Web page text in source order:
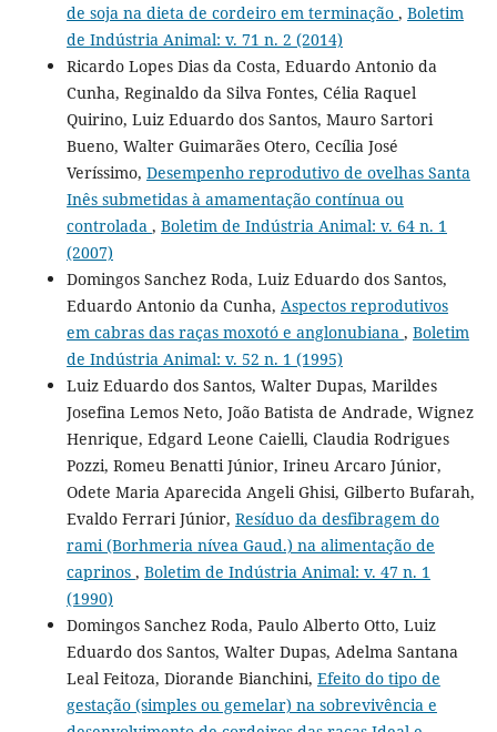
de soja na dieta de cordeiro em terminação , Boletim
de Indústria Animal: v. 71 n. 2 (2014)
Ricardo Lopes Dias da Costa, Eduardo Antonio da
Cunha, Reginaldo da Silva Fontes, Célia Raquel
Quirino, Luiz Eduardo dos Santos, Mauro Sartori
Bueno, Walter Guimarães Otero, Cecília José
Veríssimo, Desempenho reprodutivo de ovelhas Santa
Inês submetidas à amamentação contínua ou
controlada , Boletim de Indústria Animal: v. 64 n. 1
(2007)
Domingos Sanchez Roda, Luiz Eduardo dos Santos,
Eduardo Antonio da Cunha, Aspectos reprodutivos
em cabras das raças moxotó e anglonubiana , Boletim
de Indústria Animal: v. 52 n. 1 (1995)
Luiz Eduardo dos Santos, Walter Dupas, Marildes
Josefina Lemos Neto, João Batista de Andrade, Wignez
Henrique, Edgard Leone Caielli, Claudia Rodrigues
Pozzi, Romeu Benatti Júnior, Irineu Arcaro Júnior,
Odete Maria Aparecida Angeli Ghisi, Gilberto Bufarah,
Evaldo Ferrari Júnior, Resíduo da desfibragem do
rami (Borhmeria nívea Gaud.) na alimentação de
caprinos , Boletim de Indústria Animal: v. 47 n. 1
(1990)
Domingos Sanchez Roda, Paulo Alberto Otto, Luiz
Eduardo dos Santos, Walter Dupas, Adelma Santana
Leal Feitoza, Diorande Bianchini, Efeito do tipo de
gestação (simples ou gemelar) na sobrevivência e